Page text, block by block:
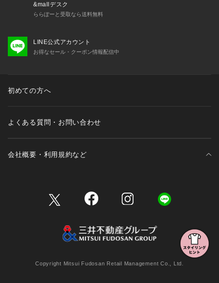
&mallデスク
ららぽーと受取なら送料無料
LINE公式アカウント
お得なセール・クーポン情報配信中
初めての方へ
よくある質問・お問い合わせ
会社概要・利用規約など
Copyright Mitsui Fudosan Retail Management Co., Ltd.